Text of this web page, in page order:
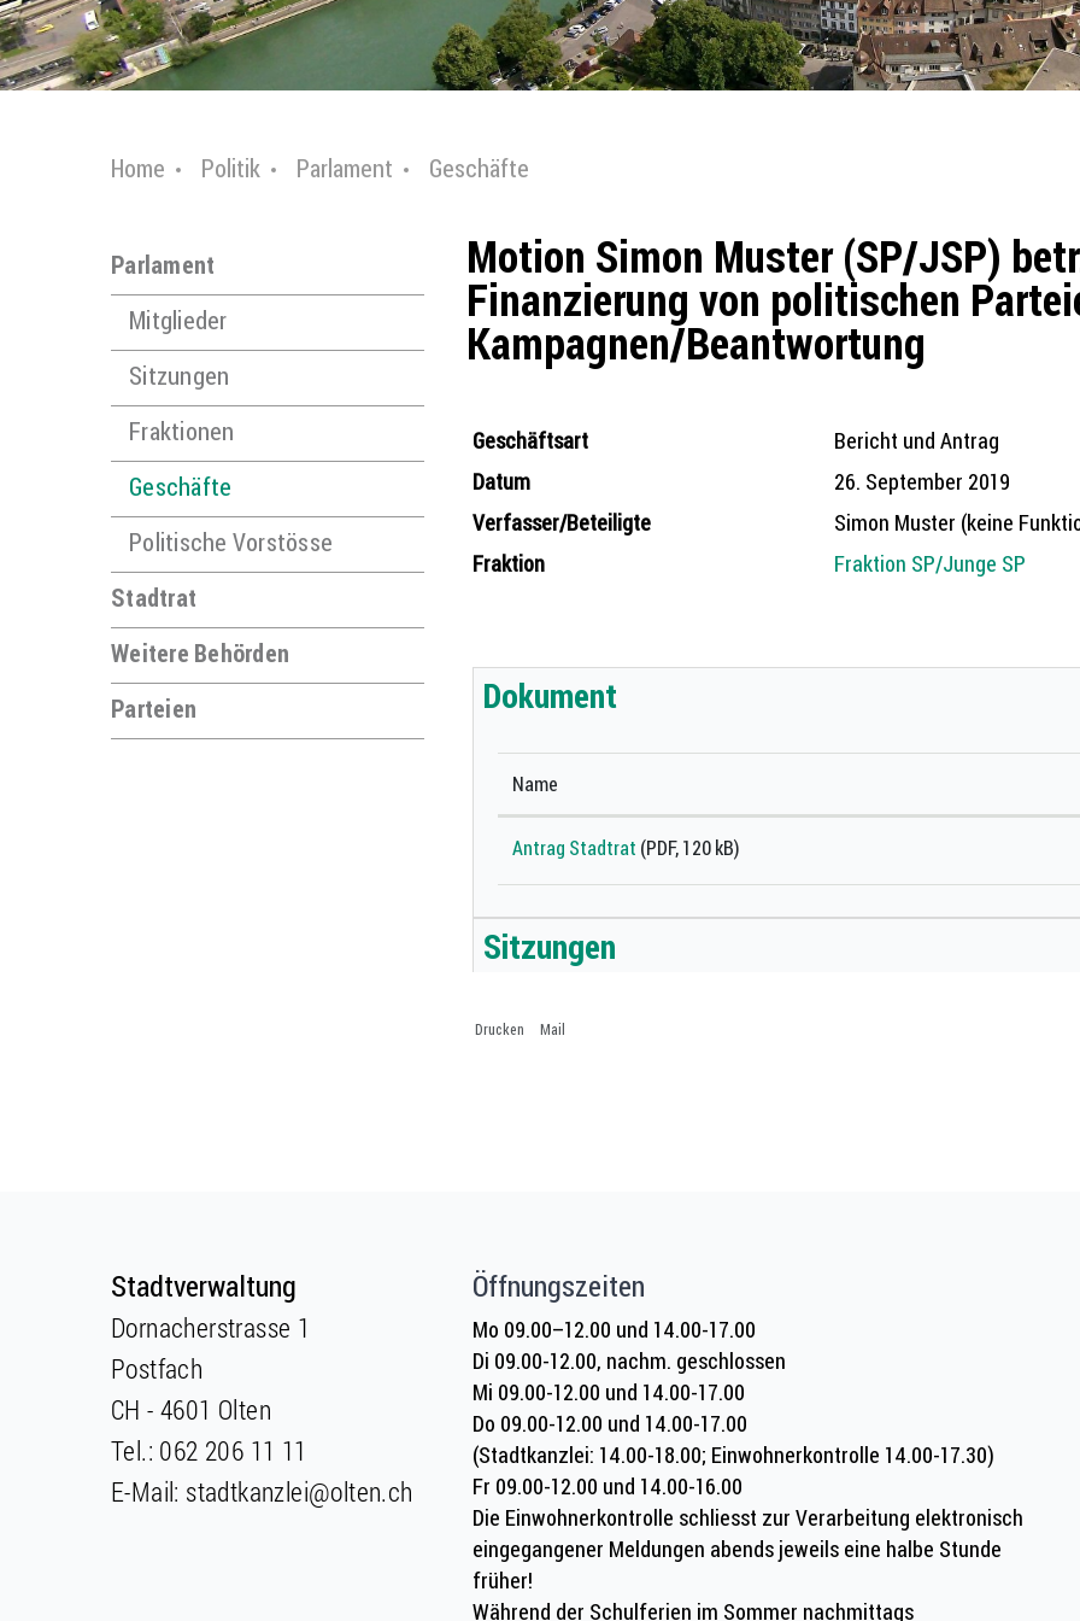
Home Politik Parlament Geschäfte
Parlament
Mitglieder
Sitzungen
Fraktionen
Geschäfte
Politische Vorstösse
Stadtrat
Weitere Behörden
Parteien
Motion Simon Muster (SP/JSP)
Finanzierung von politischen
Kampagnen/Beantwortung
Geschäftsart
Bericht und Antrag
Datum
26. September 2019
Verfasser/Beteiligte
Simon Muster (keine
Fraktion
Fraktion SP/Junge SP
Zugehörige Objekte
Dokument
Name
Antrag Stadtrat (PDF, 120 kB)
Sitzungen
Drucken Mail
FusszeileStadtverwaltung
Dornacherstrasse 1
Postfach
CH - 4601 Olten
Tel.: 062 206 11 11
E-Mail: stadtkanzlei@olten.ch
Öffnungszeiten
Mo 09.00–12.00 und 14.00-17.00
Di 09.00-12.00, nachm. geschlossen
Mi 09.00-12.00 und 14.00-17.00
Do 09.00-12.00 und 14.00-17.00
(Stadtkanzlei: 14.00-18.00; Einwohnerkontrolle 14.00-17.30)
Fr 09.00-12.00 und 14.00-16.00
Die Einwohnerkontrolle schliesst zur Verarbeitung elektronisch
eingegangener Meldungen abends jeweils eine halbe Stunde
früher!
Während der Schulferien im Sommer nachmittags